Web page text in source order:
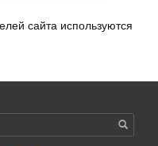
сайта используются